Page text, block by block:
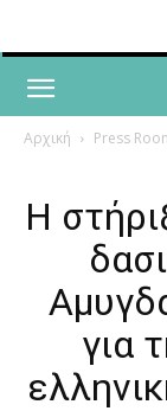
Αρχική Press
Η
για